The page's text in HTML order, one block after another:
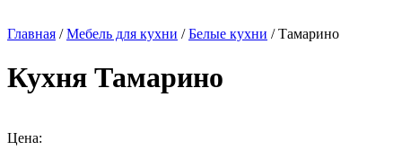
Главная /Мебель для кухни /Белые кухни / Тамарино
Кухня Тамарино
Цена: